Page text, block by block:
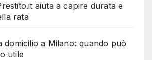
aiuta a capire durata e
rata
domicilio a Milano: quando può
utile